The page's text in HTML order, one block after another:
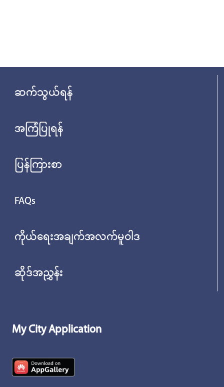
ဆက်သွယ်ရန်
အကြံပြုရန်
ပြန်ကြားစာ
FAQs
ကိုယ်ရေးအချက်အလက်မူဝါဒ
ဆိုဒ်အညွှန်း
My City Application